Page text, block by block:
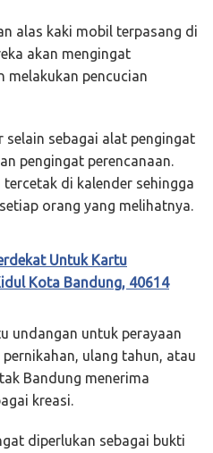
alas kaki mobil terpasang di
akan mengingat
melakukan pencucian
sebagai alat pengingat
pengingat perencanaan.
di kalender sehingga
orang yang melihatnya.
Untuk Kartu
Kota Bandung, 40614
undangan untuk perayaan
ulang tahun, atau
Bandung menerima
kreasi.
diperlukan sebagai bukti